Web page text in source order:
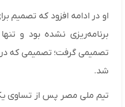
او در ادامه افزود که تصمیم
برنامه‌ریزی نشده بود و
تصمیمی گرفت؛ تصمیمی که
شد.
تیم ملی مصر پس از تساوی یک